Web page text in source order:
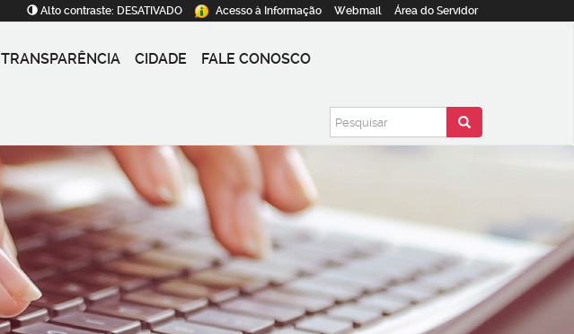
Alto contraste: DESATIVADO Acesso à Informação Webmail Área do Servidor
TRANSPARÊNCIA CIDADE FALE CONOSCO